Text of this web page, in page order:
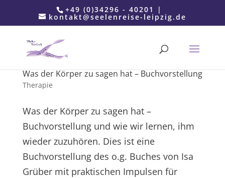
+49 (0)34296 - 40201 |
kontakt@seelenreise-leipzig.de
Was der Körper zu sagen hat – Buchvorstellung
Therapie
Was der Körper zu sagen hat –
Buchvorstellung und wie wir lernen, ihm
wieder zuzuhören. Dies ist eine
Buchvorstellung des o.g. Buches von Isa
Grüber mit praktischen Impulsen für